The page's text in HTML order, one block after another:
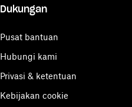
Dukungan
Pusat bantuan
Hubungi kami
Privasi & ketentuan
Kebijakan cookie